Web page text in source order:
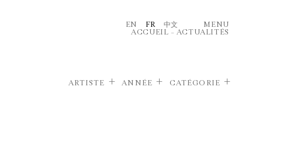
EN FR 中文
MENU
ACCUEIL – ACTUALITÉS
ARTISTE ANNÉE CATÉGORIE